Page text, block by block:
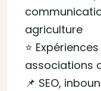
agriculture
⭐
associations
📌 SEO,